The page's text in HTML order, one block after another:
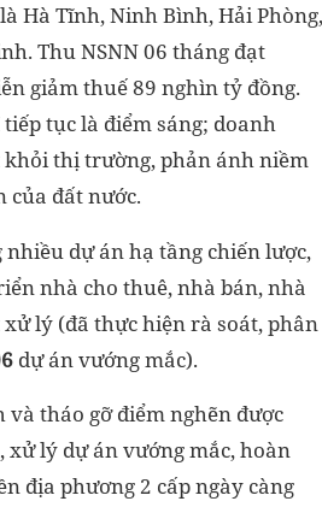
Hà Tĩnh, Ninh Bình, Hải Phòng,
Thu NSNN 06 tháng đạt
giảm thuế 89 nghìn tỷ đồng.
tiếp tục là điểm sáng; doanh
thị trường, phản ánh niềm
đất nước.
dự án hạ tầng chiến lược,
nhà cho thuê, nhà bán, nhà
xử lý (đã thực hiện rà soát, phân
dự án vướng mắc).
tháo gỡ điểm nghẽn được
lý dự án vướng mắc, hoàn
địa phương 2 cấp ngày càng